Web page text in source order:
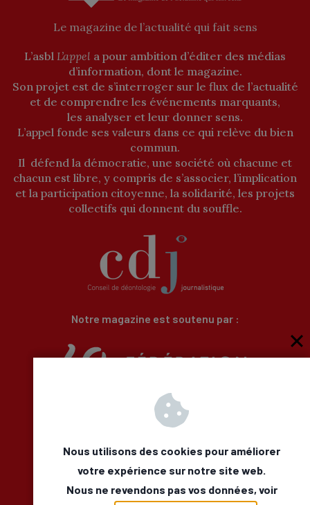
Le magazine de l’actualité qui fait sens
L’asbl L’appel a pour ambition d’éditer des médias
d’information, dont le magazine.
Son projet est de s’interroger sur le flux de l’actualité
et de comprendre les événements marquants,
les analyser et leur donner sens.
L’appel fonde ses valeurs dans ce qui relève du bien
commun.
Il défend la démocratie, une société où chacune et
chacun est libre, y compris de s’associer, l’implication
et la participation citoyenne, la solidarité, les projets
collectifs qui donnent du souffle.
Notre magazine est soutenu par :
Qui sommes-nous
Newsletter
Besoin d’aide
Nous Contacter
Mentions légales
Déclaration d’accessibilité
Nous utilisons des cookies pour améliorer
votre expérience sur notre site web.
Nous ne revendons pas vos données, voir